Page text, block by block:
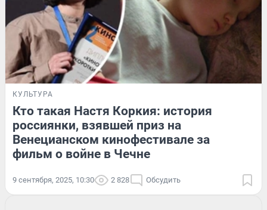
КУЛЬТУРА
Кто такая Настя Коркия: история
россиянки, взявшей приз на
Венецианском кинофестивале за
фильм о войне в Чечне
9 сентября, 2025, 10:30 2 828 Обсудить